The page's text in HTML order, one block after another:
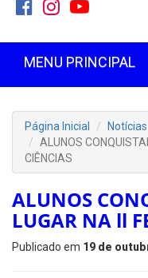
MENU PRINCIPAL
Página Inicial
Notícias
ALUNOS
CIÊNCIAS
ALUNOS
LUGAR NA ll
Publicado em 19 de